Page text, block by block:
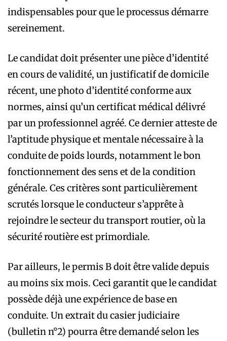
indispensables pour que le processus démarre
sereinement.
Le candidat doit présenter une pièce d’identité
en cours de validité, un justificatif de domicile
récent, une photo d’identité conforme aux
normes, ainsi qu’un certificat médical délivré
par un professionnel agréé. Ce dernier atteste de
l’aptitude physique et mentale nécessaire à la
conduite de poids lourds, notamment le bon
fonctionnement des sens et de la condition
générale. Ces critères sont particulièrement
scrutés lorsque le conducteur s’apprête à
rejoindre le secteur du transport routier, où la
sécurité routière est primordiale.
Par ailleurs, le permis B doit être valide depuis
au moins six mois. Ceci garantit que le candidat
possède déjà une expérience de base en
conduite. Un extrait du casier judiciaire
(bulletin n°2) pourra être demandé selon les